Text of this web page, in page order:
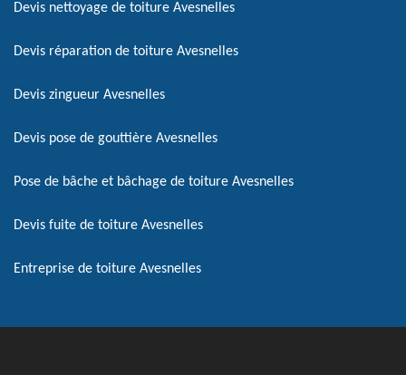
Devis nettoyage de toiture Avesnelles
Devis réparation de toiture Avesnelles
Devis zingueur Avesnelles
Devis pose de gouttière Avesnelles
Pose de bâche et bâchage de toiture Avesnelles
Devis fuite de toiture Avesnelles
Entreprise de toiture Avesnelles